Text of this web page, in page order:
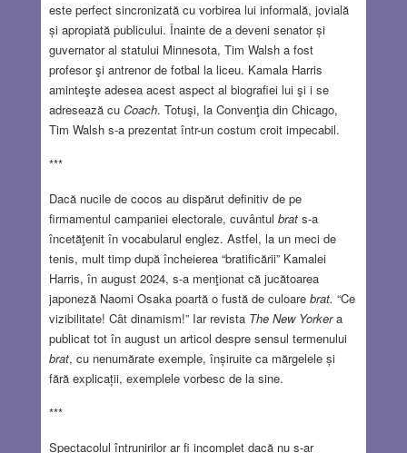
este perfect sincronizată cu vorbirea lui informală, jovială
și apropiată publicului. Înainte de a deveni senator și
guvernator al statului Minnesota, Tim Walsh a fost
profesor şi antrenor de fotbal la liceu. Kamala Harris
aminteşte adesea acest aspect al biografiei lui şi i se
adresează cu Coach. Totuşi, la Convenţia din Chicago,
Tim Walsh s-a prezentat într-un costum croit impecabil.
***
Dacă nucile de cocos au dispărut definitiv de pe
firmamentul campaniei electorale, cuvântul brats-a
încetăţenit în vocabularul englez. Astfel, la un meci de
tenis, mult timp după încheierea “bratificării” Kamalei
Harris, în august 2024, s-a menţionat că jucătoarea
japoneză Naomi Osaka poartă o fustă de culoare brat. “Ce
vizibilitate! Cȃt dinamism!” Iar revista The New Yorkera
publicat tot în august un articol despre sensul termenului
brat, cu nenumărate exemple, înșiruite ca mărgelele și
fără explicații, exemplele vorbesc de la sine.
***
Spectacolul întrunirilor ar fi incomplet dacă nu s-ar